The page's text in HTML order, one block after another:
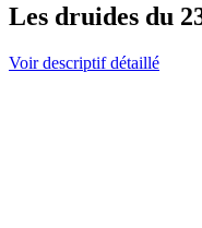
Les druides du
Voir descriptif détaillé